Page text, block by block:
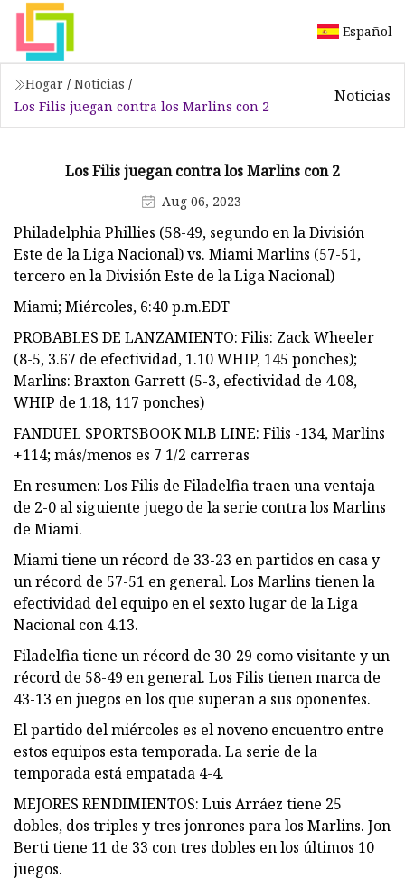
Español
Hogar / Noticias /
Los Filis juegan contra los Marlins con 2
Noticias
Los Filis juegan contra los Marlins con 2
Aug 06, 2023
Philadelphia Phillies (58-49, segundo en la División
Este de la Liga Nacional) vs. Miami Marlins (57-51,
tercero en la División Este de la Liga Nacional)
Miami; Miércoles, 6:40 p.m.EDT
PROBABLES DE LANZAMIENTO: Filis: Zack Wheeler
(8-5, 3.67 de efectividad, 1.10 WHIP, 145 ponches);
Marlins: Braxton Garrett (5-3, efectividad de 4.08,
WHIP de 1.18, 117 ponches)
FANDUEL SPORTSBOOK MLB LINE: Filis -134, Marlins
+114; más/menos es 7 1/2 carreras
En resumen: Los Filis de Filadelfia traen una ventaja
de 2-0 al siguiente juego de la serie contra los Marlins
de Miami.
Miami tiene un récord de 33-23 en partidos en casa y
un récord de 57-51 en general. Los Marlins tienen la
efectividad del equipo en el sexto lugar de la Liga
Nacional con 4.13.
Filadelfia tiene un récord de 30-29 como visitante y un
récord de 58-49 en general. Los Filis tienen marca de
43-13 en juegos en los que superan a sus oponentes.
El partido del miércoles es el noveno encuentro entre
estos equipos esta temporada. La serie de la
temporada está empatada 4-4.
MEJORES RENDIMIENTOS: Luis Arráez tiene 25
dobles, dos triples y tres jonrones para los Marlins. Jon
Berti tiene 11 de 33 con tres dobles en los últimos 10
juegos.